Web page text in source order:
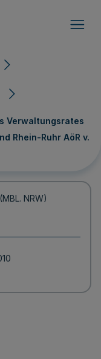
Verwaltungsrates
Rhein-Ruhr AöR v.
NRW)